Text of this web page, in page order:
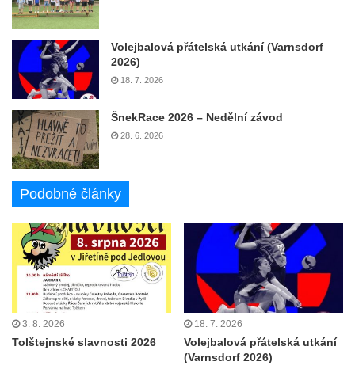
Volejbalová přátelská utkání (Varnsdorf
2026)
18. 7. 2026
ŠnekRace 2026 – Nedělní závod
28. 6. 2026
Podobné články
3. 8. 2026
Tolštejnské slavnosti 2026
18. 7. 2026
Volejbalová přátelská utkání
(Varnsdorf 2026)